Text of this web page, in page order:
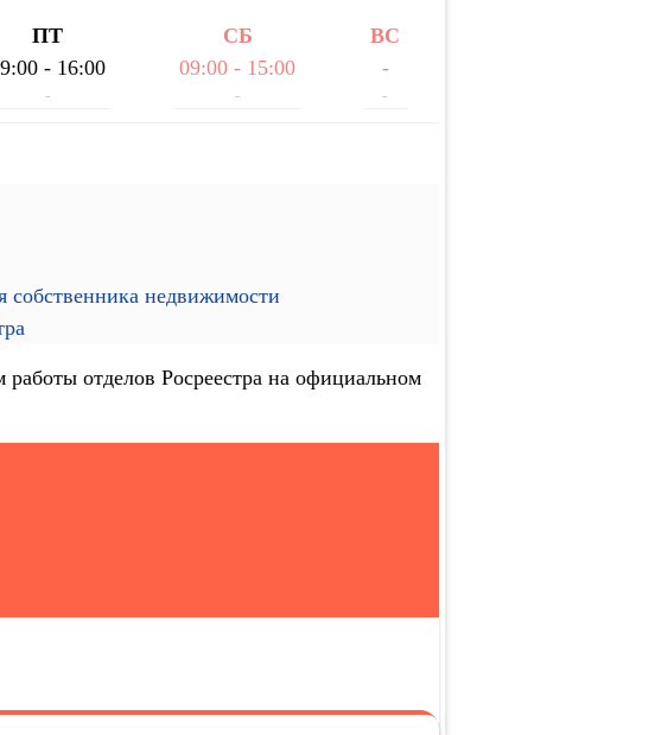
ПТ
- 16:00
-
СБ
09:00 - 15:00
-
ВС
-
-
собственника недвижимости
отделов Росреестра на официальном